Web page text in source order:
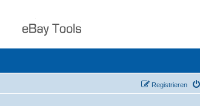
Registrieren